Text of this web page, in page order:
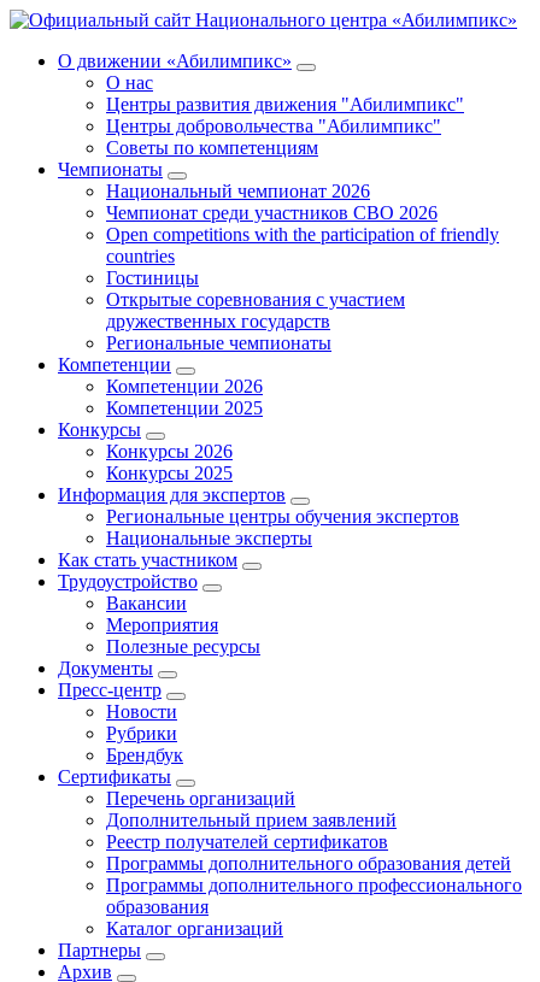
О движении «Абилимпикс»
О нас
Центры развития движения "Абилимпикс"
Центры добровольчества "Абилимпикс"
Советы по компетенциям
Чемпионаты
Национальный чемпионат 2026
Чемпионат среди участников СВО 2026
Open competitions with the participation of friendly
countries
Гостиницы
Открытые соревнования с участием
дружественных государств
Региональные чемпионаты
Компетенции
Компетенции 2026
Компетенции 2025
Конкурсы
Конкурсы 2026
Конкурсы 2025
Информация для экспертов
Региональные центры обучения экспертов
Национальные эксперты
Как стать участником
Трудоустройство
Вакансии
Мероприятия
Полезные ресурсы
Документы
Пресс-центр
Новости
Рубрики
Брендбук
Сертификаты
Перечень организаций
Дополнительный прием заявлений
Реестр получателей сертификатов
Программы дополнительного образования детей
Программы дополнительного профессионального
образования
Каталог организаций
Партнеры
Архив